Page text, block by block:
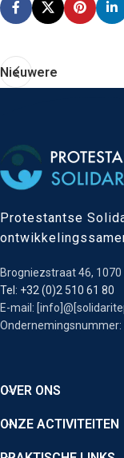
Nieuwere
Protestantse
Brogniezstraat 46, 1070
Tel: +32 (0)2 510 61 80
E-mail:
Ondernemingsnummer:
OVER ONS
ONZE ACTIVITEITEN